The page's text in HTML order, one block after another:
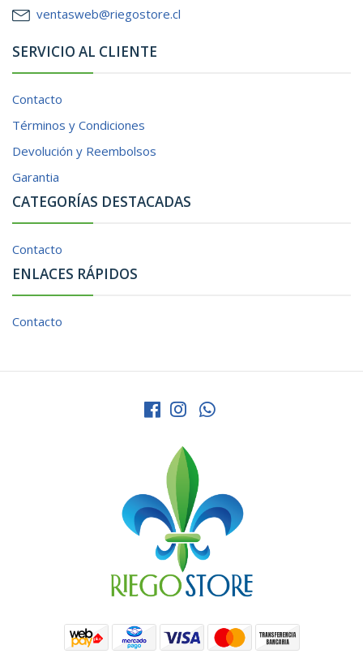
ventasweb@riegostore.cl
SERVICIO AL CLIENTE
Contacto
Términos y Condiciones
Devolución y Reembolsos
Garantia
CATEGORÍAS DESTACADAS
Contacto
ENLACES RÁPIDOS
Contacto